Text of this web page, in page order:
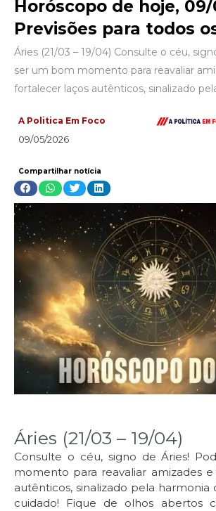
Horóscopo de hoje, 09/
Previsões para todos
Áries (21/03 – 19/04) Consulte o céu,
ser um bom momento para reavaliar
fortalecer laços autênticos, sinalizado
A Politica Em Foco
09/05/2026
Compartilhar notícia
Áries (21/03 – 19/04)
Consulte o céu, signo de Áries!
momento para reavaliar amizades
autênticos, sinalizado pela harmonia
cuidado! Fique de olhos abertos